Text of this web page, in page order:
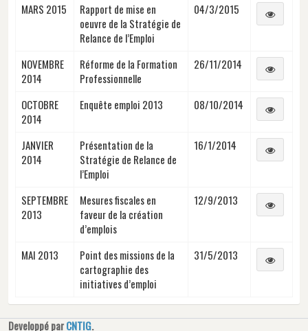
MARS 2015
Rapport de mise en
oeuvre de la Stratégie de
Relance de l’Emploi
04/3/2015
NOVEMBRE
2014
Réforme de la Formation
Professionnelle
26/11/2014
OCTOBRE
2014
Enquête emploi 2013 08/10/2014
JANVIER
2014
Présentation de la
Stratégie de Relance de
l’Emploi
16/1/2014
SEPTEMBRE
2013
Mesures fiscales en
faveur de la création
d’emplois
12/9/2013
MAI 2013
Point des missions de la
cartographie des
initiatives d’emploi
31/5/2013
Developpé parCNTIG.